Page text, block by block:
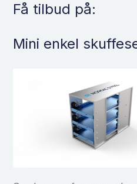
Få tilbud på:
Mini enkel